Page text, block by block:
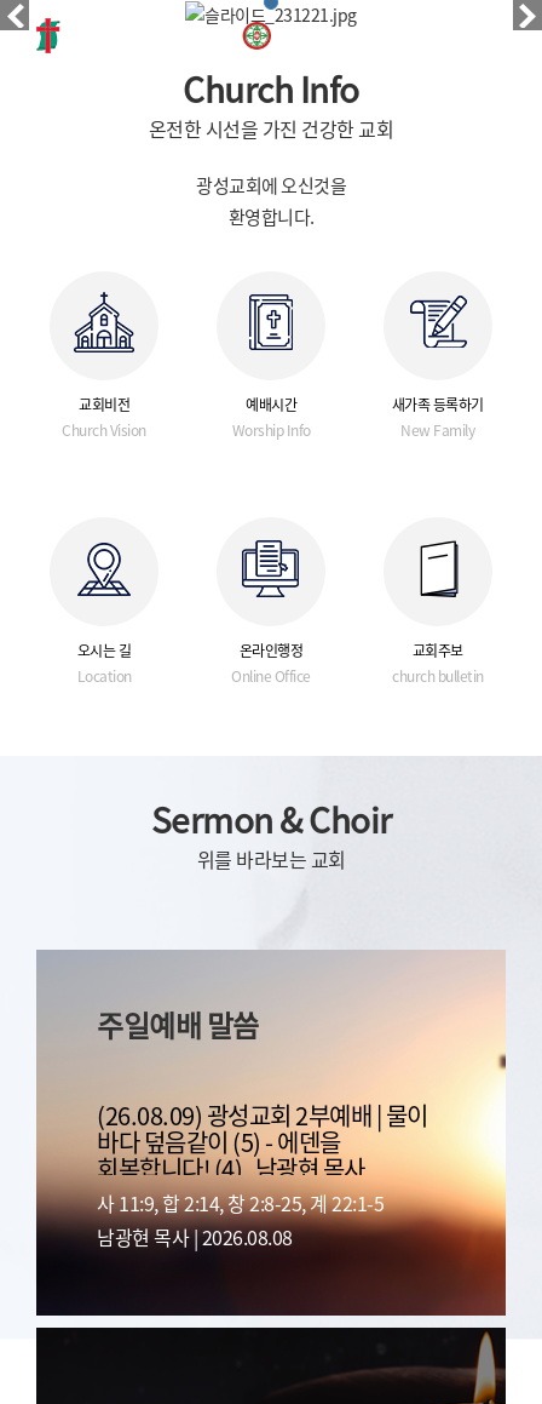
Church Info
온전한 시선을 가진 건강한 교회
광성교회에 오신것을
환영합니다.
교회비전
Church Vision
예배시간
Worship Info
새가족 등록하기
New Family
오시는 길
Location
온라인행정
Online Office
교회주보
church bulletin
Sermon & Choir
위를 바라보는 교회
주일예배 말씀
(26.08.09) 광성교회 2부예배 | 물이
바다 덮음같이 (5) - 에덴을
회복합니다! (4)_남광현 목사
사 11:9, 합 2:14, 창 2:8-25, 계 22:1-5
남광현 목사 | 2026.08.08